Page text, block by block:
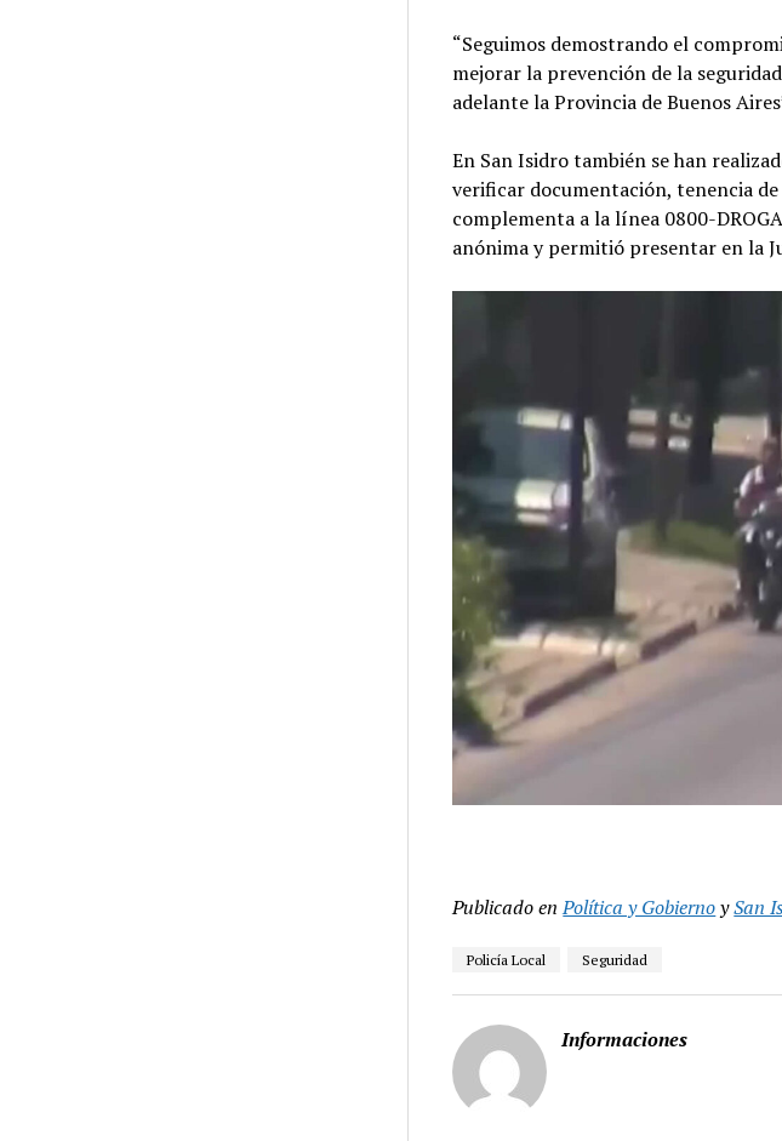
“Seguimos demostrando el
mejorar la prevención de la
adelante la Provincia de Buenos
En San Isidro también se han
verificar documentación, tenencia
complementa a la línea 0800-
anónima y permitió presentar en la
Publicado en Política y GobiernoySan
Policía Local Seguridad
Informaciones